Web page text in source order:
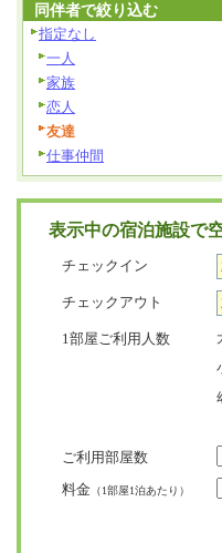
同伴者で絞り込む
指定なし
一人
家族
恋人
友達
仕事仲間
表示中の宿泊施設で
チェックイン
チェックアウト
1部屋ご利用人数
ご利用部屋数
料金 （1部屋1泊あたり）